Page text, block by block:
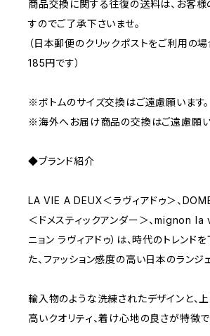
商品交換に関する往復の送料は、お客様
すのでご了承下さいませ。
（日本郵便のクリックポストをご利用の
185円です）
※ボトムのサイズ交換はご遠慮願います。
※海外へお届け商品の交換はご遠慮願い
◆ブランド紹介
LA VIE A DEUX＜ラヴィアドゥ＞、
＜ドメスティックアンダー＞、mignon
ニョン ラヴィアドゥ）は、時代のトレンド
た、ファッション感度の高い日本のランジ
輸入物のような洗練されたデザインと、
高いクオリティ、着け心地の良さが特徴で